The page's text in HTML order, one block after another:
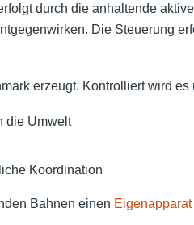
durch die anhaltende aktive
Die Steuerung
erzeugt. Kontrolliert wird es
die Umwelt
Koordination
Bahnen einen Eigenapparat